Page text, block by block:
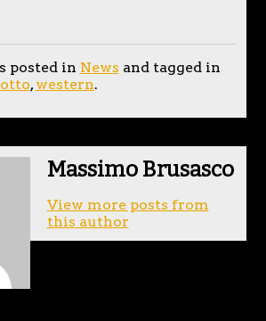
posted in News and tagged in
,western.
Massimo Brusasco
View more posts from
this author